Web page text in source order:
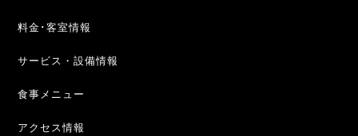
料金･客室情報
サービス・設備情報
食事メニュー
アクセス情報